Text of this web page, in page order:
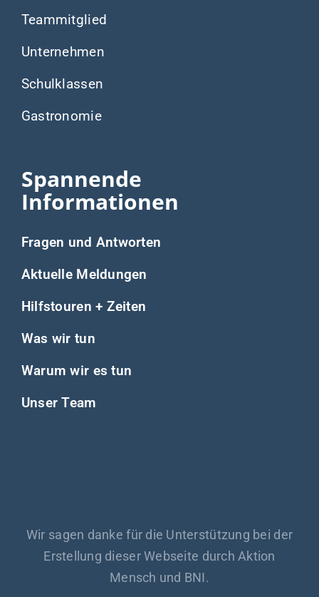
Teammitglied
Unternehmen
Schulklassen
Gastronomie
Spannende
Informationen
Fragen und Antworten
Aktuelle Meldungen
Hilfstouren + Zeiten
Was wir tun
Warum wir es tun
Unser Team
Wir sagen danke für die Unterstützung bei der
Erstellung dieser Webseite durch Aktion
Mensch und BNI.